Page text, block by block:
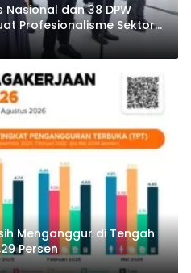
Nasional dan 38 DPW
Profesionalisme Sektor
Menganggur di Tengah
Persen